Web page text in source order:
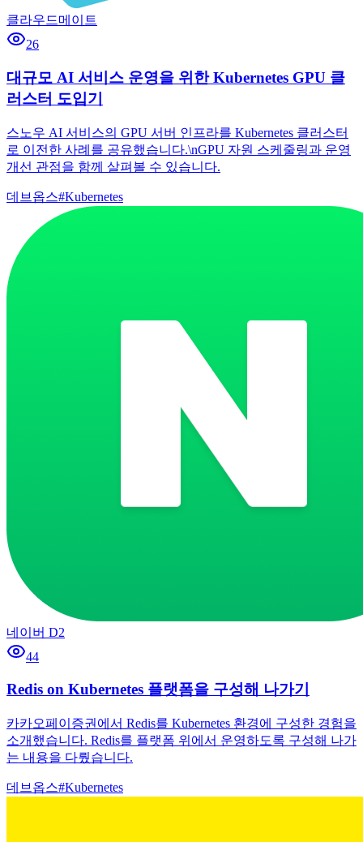
클라우드메이트
26
대규모 AI 서비스 운영을 위한 Kubernetes GPU 클
러스터 도입기
스노우 AI 서비스의 GPU 서버 인프라를 Kubernetes 클러스터
로 이전한 사례를 공유했습니다.\nGPU 자원 스케줄링과 운영
개선 관점을 함께 살펴볼 수 있습니다.
데브옵스#Kubernetes
네이버 D2
44
Redis on Kubernetes 플랫폼을 구성해 나가기
카카오페이증권에서 Redis를 Kubernetes 환경에 구성한 경험을
소개했습니다. Redis를 플랫폼 위에서 운영하도록 구성해 나가
는 내용을 다뤘습니다.
데브옵스#Kubernetes